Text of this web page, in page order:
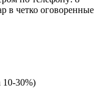
в четко оговоренные
30%)